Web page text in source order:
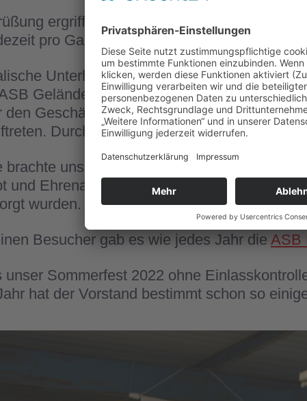
ergriffen Falko Mohrs, Gerhard
pro Gast nur max. drei Minuten.
Unterhaltung sorgte die Band
Gelände verbreitet hat. Mit einer
den Geschäftsführer Thomas Jacob zum
Durch die Corona-Pandemie musste
brachte unser Kühlwagen immer gekühltes,
und Ehrenamt kümmerten sich um den
wurden.
Besucher gab es wie jedes Jahr die ASB
unser Sommerfest 2022 ohne
hat der Vorstand bestimmt schon so